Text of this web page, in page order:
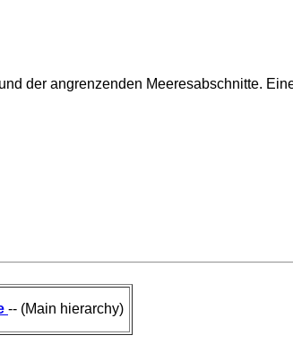
der angrenzenden Meeresabschnitte.
-- (Main hierarchy)